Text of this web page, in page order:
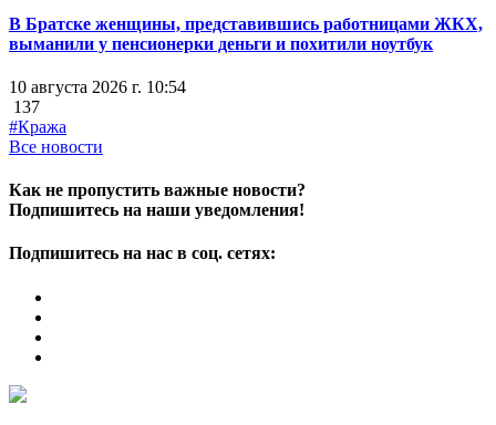
В Братске женщины, представившись работницами ЖКХ,
выманили у пенсионерки деньги и похитили ноутбук
10 августа 2026 г. 10:54
137
#Кража
Все новости
Как не пропустить важные новости?
Подпишитесь на наши уведомления!
Подпишитесь на нас в соц. сетях: